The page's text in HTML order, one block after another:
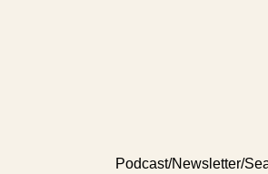
Podcast/Newsletter/